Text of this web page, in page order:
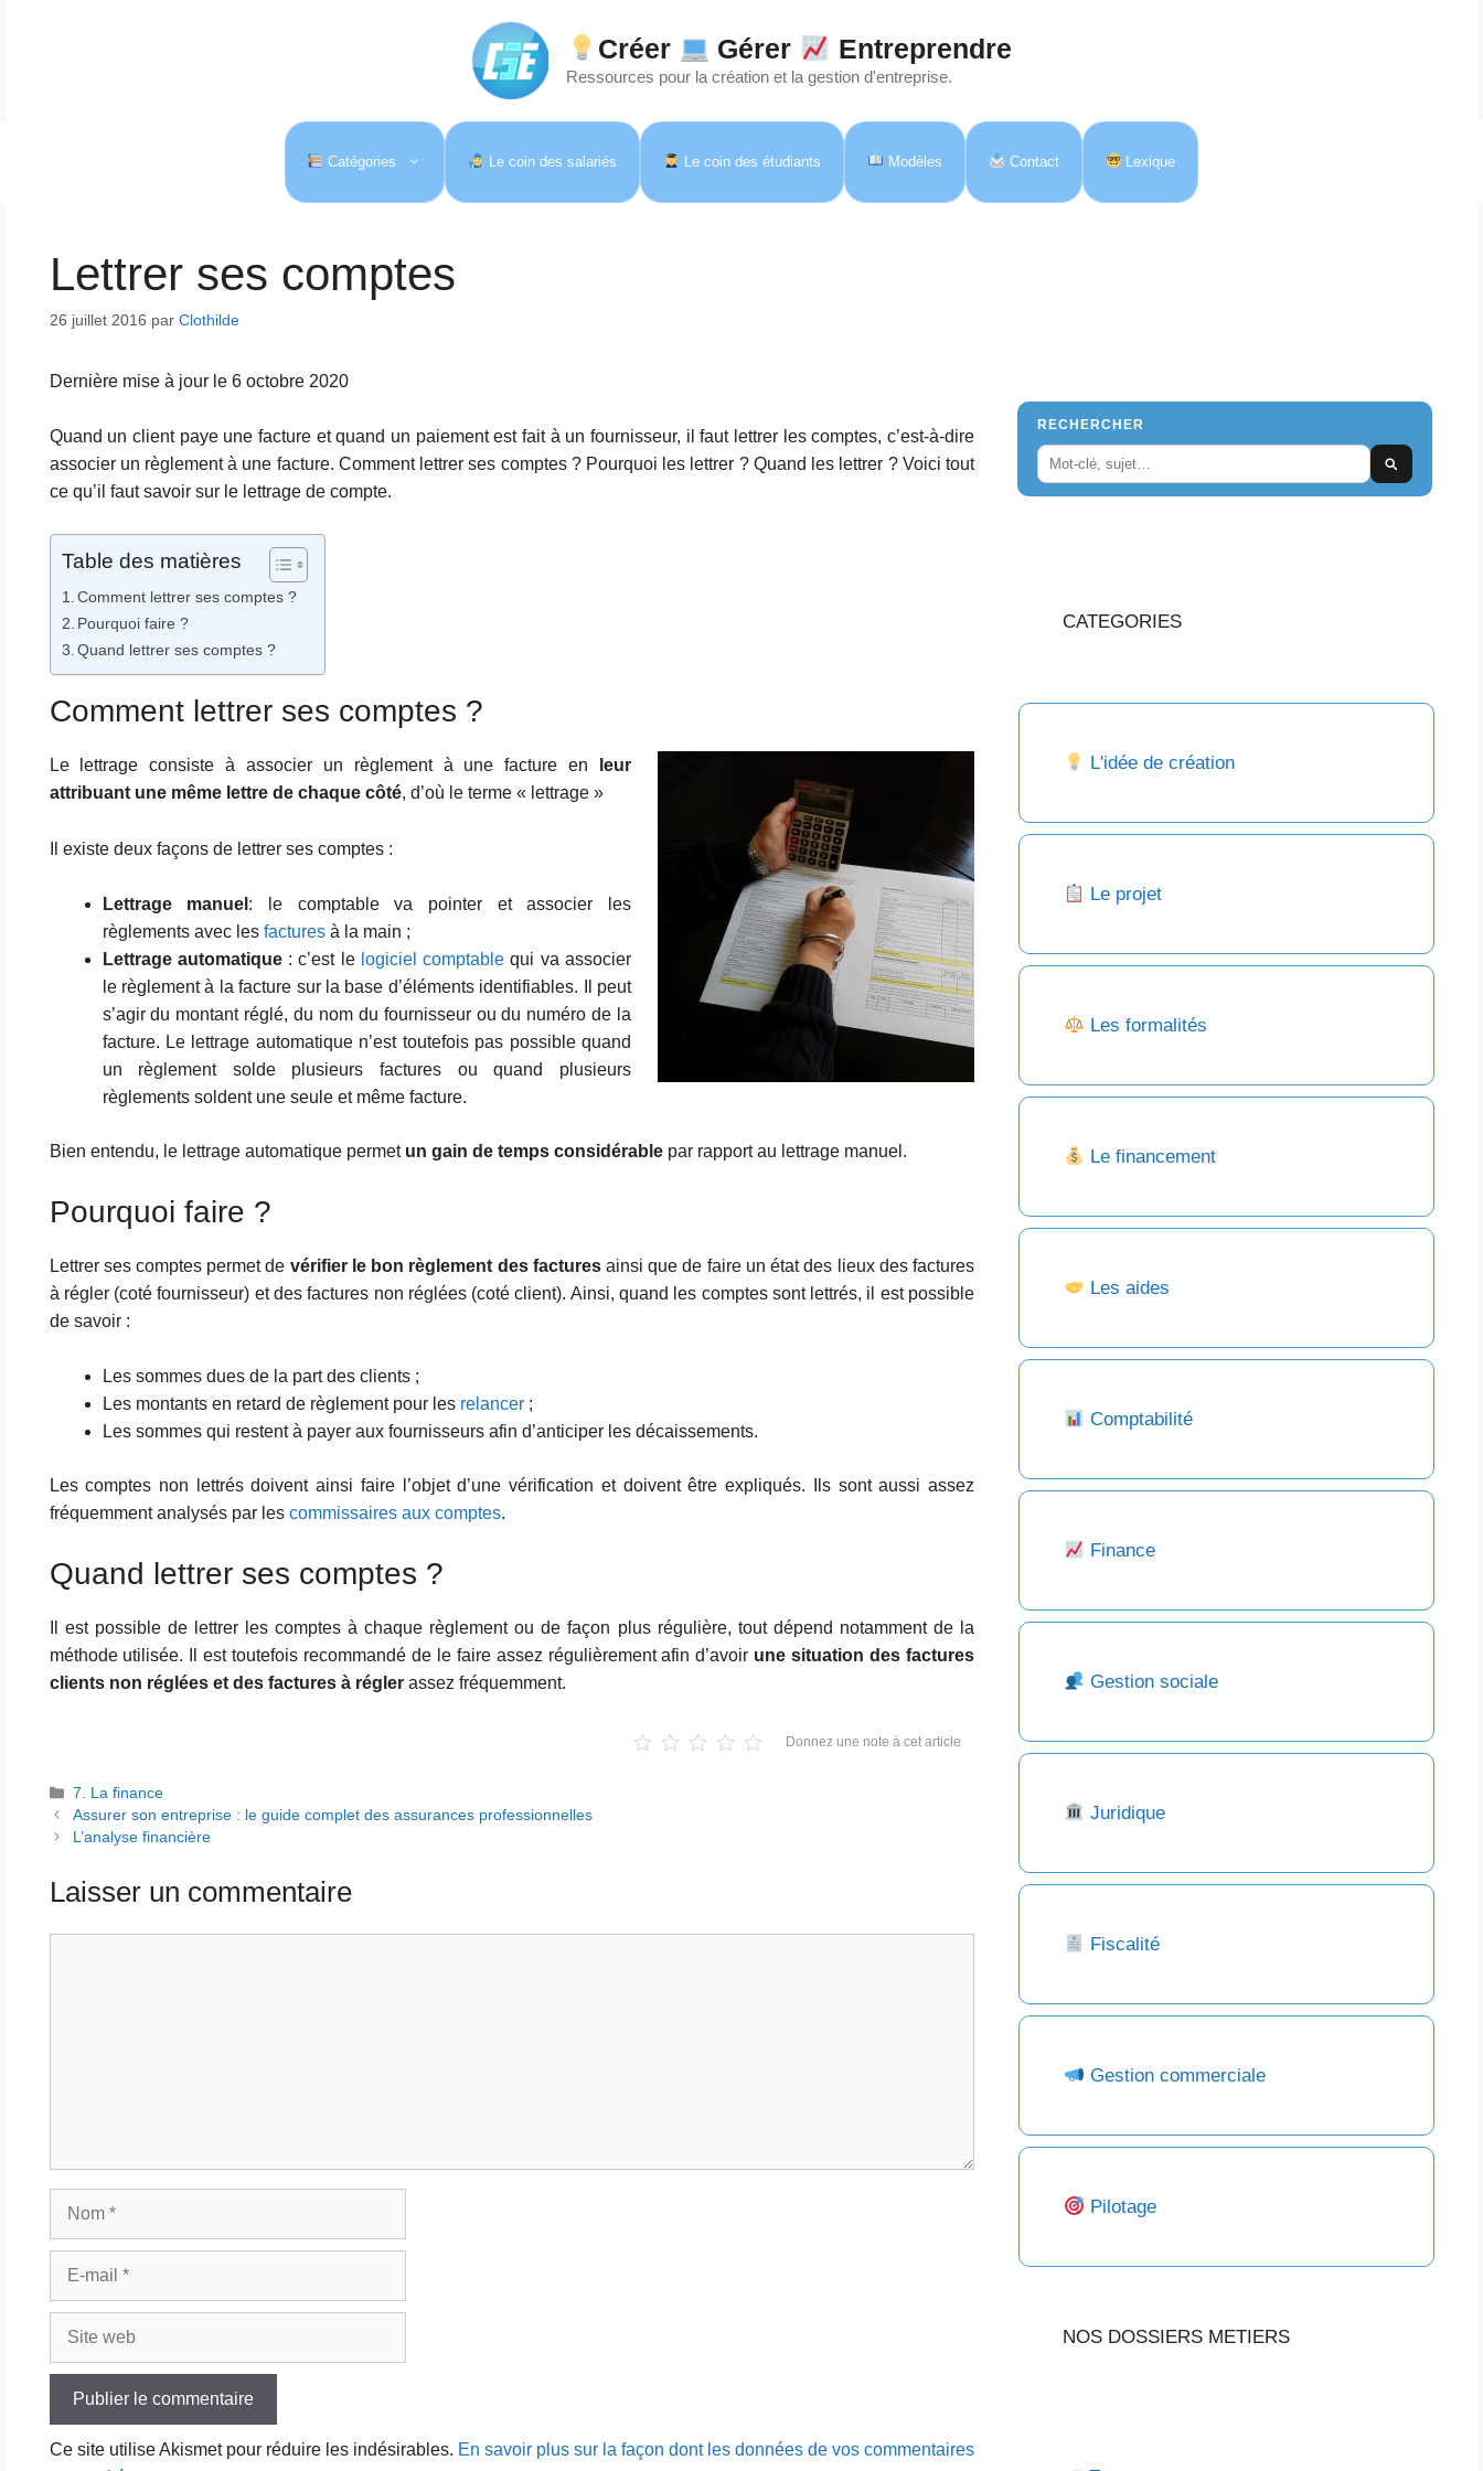
Créer Gérer Entreprendre
Ressources pour la création et la gestion d'entreprise.
Catégories Le coin des salariés Le coin des étudiants Modèles Contact Lexique
Lettrer ses comptes
26 juillet 2016 par Clothilde
Dernière mise à jour le 6 octobre 2020
Quand un client paye une facture et quand un paiement est fait à un fournisseur, il faut lettrer les comptes, c’est-à-dire
associer un règlement à une facture. Comment lettrer ses comptes ? Pourquoi les lettrer ? Quand les lettrer ? Voici tout
ce qu’il faut savoir sur le lettrage de compte.
Table des matières
Comment lettrer ses comptes ?
Pourquoi faire ?
Quand lettrer ses comptes ?
Comment lettrer ses comptes ?
Le lettrage consiste à associer un règlement à une facture en
leur
attribuant une même lettre de chaque côté, d’où le terme « lettrage »
Il existe deux façons de lettrer ses comptes :
Lettrage manuel : le comptable va pointer et associer les
règlements avec les facturesà la main ;
Lettrage automatique : c’est le logiciel comptable qui va associer
le règlement à la facture sur la base d’éléments identifiables. Il peut
s’agir du montant réglé, du nom du fournisseur ou du numéro de la
facture. Le lettrage automatique n’est toutefois pas possible quand
un règlement solde plusieurs factures ou quand plusieurs
règlements soldent une seule et même facture.
Bien entendu, le lettrage automatique permet un gain de temps considérablepar rapport au lettrage manuel.
Pourquoi faire ?
Lettrer ses comptes permet de vérifier le bon règlement des facturesainsi que de faire un état des lieux des factures
à régler (coté fournisseur) et des factures non réglées (coté client). Ainsi, quand les comptes sont lettrés, il est possible
de savoir :
Les sommes dues de la part des clients ;
Les montants en retard de règlement pour les relancer;
Les sommes qui restent à payer aux fournisseurs afin d’anticiper les décaissements.
Les comptes non lettrés doivent ainsi faire l’objet d’une vérification et doivent être expliqués. Ils sont aussi assez
fréquemment analysés par les commissaires aux comptes.
Quand lettrer ses comptes ?
Il est possible de lettrer les comptes à chaque règlement ou de façon plus régulière, tout dépend notamment de la
méthode utilisée. Il est toutefois recommandé de le faire assez régulièrement afin d’avoir une situation des factures
clients non réglées et des factures à réglerassez fréquemment.
Donnez une note à cet article
Catégories
7. La finance
Assurer son entreprise : le guide complet des assurances professionnelles
L’analyse financière
Laisser un commentaire
Ce site utilise Akismet pour réduire les indésirables. En savoir plus sur la façon dont les données de vos commentaires
RECHERCHER
CATEGORIES
L'idée de création
Le projet
Les formalités
Le financement
Les aides
Comptabilité
Finance
Gestion sociale
Juridique
Fiscalité
Gestion commerciale
Pilotage
NOS DOSSIERS METIERS